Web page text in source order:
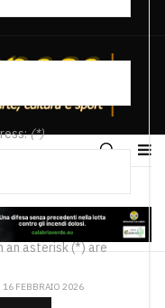
(*)
an asterisk (*) are
16 FEBBRAIO 2026